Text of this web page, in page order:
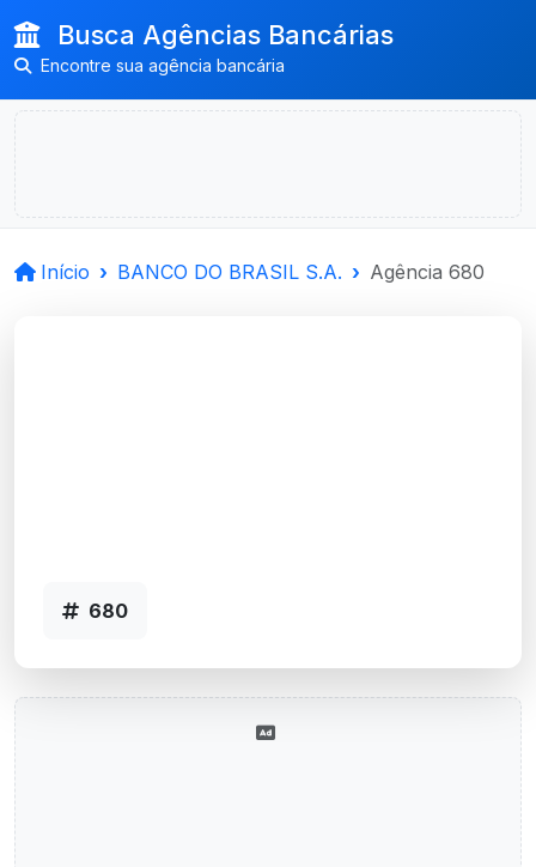
Busca Agências Bancárias
Encontre sua agência bancária
Início BANCO DO BRASIL S.A. Agência 680
680